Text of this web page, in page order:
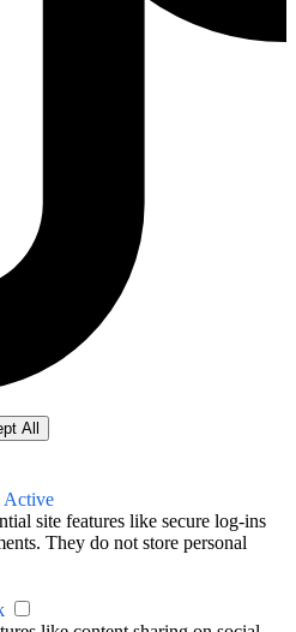
All
Active
site features like secure log-ins
They do not store personal